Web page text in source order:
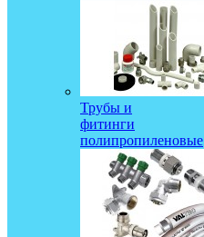
Трубы и
фитинги
полипропиленовые